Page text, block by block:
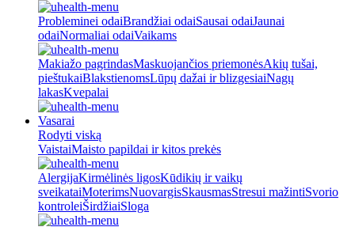
Probleminei odaiBrandžiai odaiSausai odaiJaunai
odaiNormaliai odaiVaikams
Makiažo pagrindasMaskuojančios priemonėsAkių tušai,
pieštukaiBlakstienomsLūpų dažai ir blizgesiaiNagų
lakasKvepalai
Vasarai
Rodyti viską
VaistaiMaisto papildai ir kitos prekės
AlergijaKirmėlinės ligosKūdikių ir vaikų
sveikataiMoterimsNuovargisSkausmasStresui mažintiSvorio
kontroleiŠirdžiaiSloga